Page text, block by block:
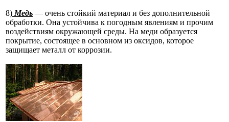
8) Медь — очень стойкий материал и без дополнительной
обработки. Она устойчива к погодным явлениям и прочим
воздействиям окружающей среды. На меди образуется
покрытие, состоящее в основном из оксидов, которое
защищает металл от коррозии.